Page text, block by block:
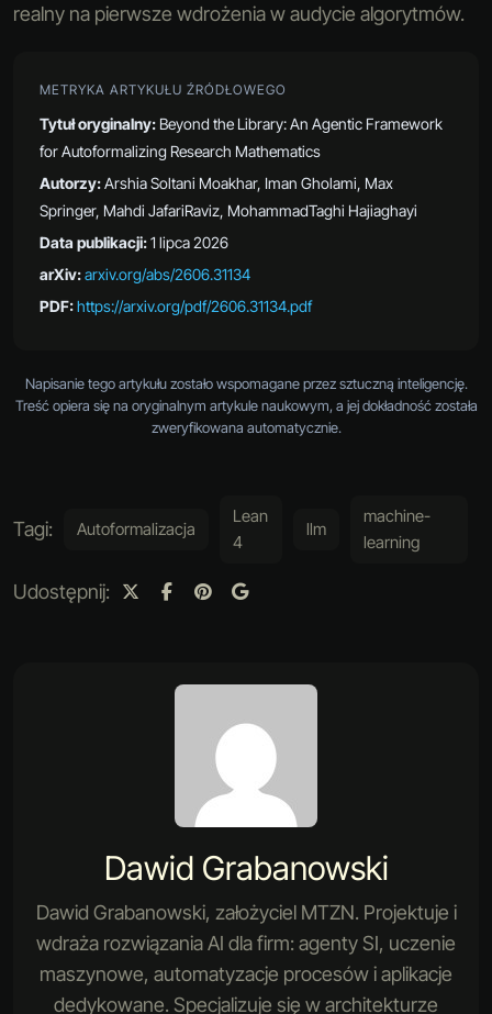
realny na pierwsze wdrożenia w audycie algorytmów.
METRYKA ARTYKUŁU ŹRÓDŁOWEGO
Tytuł oryginalny: Beyond the Library: An Agentic Framework
for Autoformalizing Research Mathematics
Autorzy:Arshia Soltani Moakhar, Iman Gholami, Max
Springer, Mahdi JafariRaviz, MohammadTaghi Hajiaghayi
Data publikacji:1 lipca 2026
arXiv:arxiv.org/abs/2606.31134
PDF:https://arxiv.org/pdf/2606.31134.pdf
Napisanie tego artykułu zostało wspomagane przez sztuczną inteligencję.
Treść opiera się na oryginalnym artykule naukowym, a jej dokładność została
zweryfikowana automatycznie.
Tagi: Autoformalizacja
Lean
4
llm
machine-
learning
Udostępnij:
Dawid Grabanowski
Dawid Grabanowski, założyciel MTZN. Projektuje i
wdraża rozwiązania AI dla firm: agenty SI, uczenie
maszynowe, automatyzacje procesów i aplikacje
dedykowane. Specjalizuje się w architekturze